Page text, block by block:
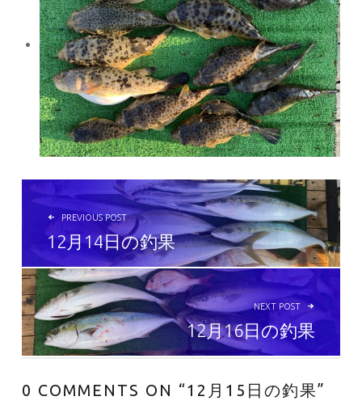
投稿ナビゲーション
PREVIOUS POST
12月14日の釣果
NEXT POST
12月16日の釣果
0 COMMENTS ON “12月15日の釣果”